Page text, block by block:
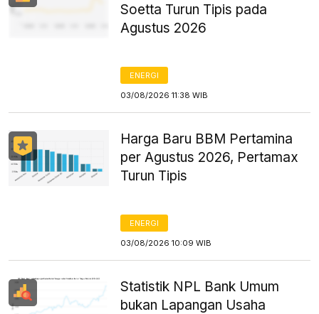
Soetta Turun Tipis pada
Agustus 2026
ENERGI
03/08/2026 11:38 WIB
Harga Baru BBM Pertamina
per Agustus 2026, Pertamax
Turun Tipis
ENERGI
03/08/2026 10:09 WIB
Statistik NPL Bank Umum
bukan Lapangan Usaha